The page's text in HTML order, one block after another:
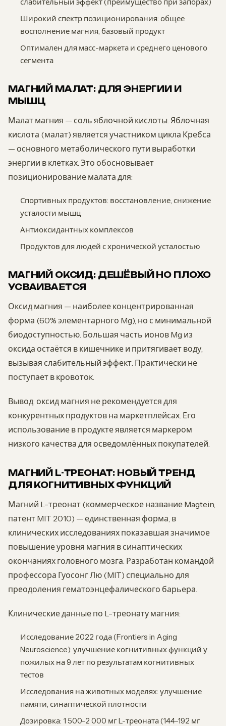
Широкий спектр позиционирования: общее
восполнение магния, базовый продукт
Оптимален для масс-маркета и среднего ценового
сегмента
МАГНИЙ МАЛАТ: ДЛЯ ЭНЕРГИИ И
МЫШЦ
Малат магния — соль яблочной кислоты. Яблочная
кислота (малат) является участником цикла Кребса
— основного метаболического пути выработки
энергии в клетках. Это обосновывает
позиционирование малата для:
Спортивных продуктов: восстановление, снижение
усталости мышц
Антиоксидантных комплексов
Продуктов для людей с хронической усталостью
МАГНИЙ ОКСИД: ДЕШЁВЫЙ НО ПЛОХО
УСВАИВАЕТСЯ
Оксид магния — наиболее концентрированная
форма (60% элементарного Mg), но с минимальной
биодоступностью. Большая часть ионов Mg из
оксида остаётся в кишечнике и притягивает воду,
вызывая слабительный эффект. Практически не
поступает в кровоток.
Вывод: оксид магния не рекомендуется для
конкурентных продуктов на маркетплейсах. Его
использование в продукте является маркером
низкого качества для осведомлённых покупателей.
МАГНИЙ L-ТРЕОНАТ: НОВЫЙ ТРЕНД
ДЛЯ КОГНИТИВНЫХ ФУНКЦИЙ
Магний L-треонат (коммерческое название Magtein,
патент MIT 2010) — единственная форма, в
клинических исследованиях показавшая значимое
повышение уровня магния в синаптических
окончаниях головного мозга. Разработан командой
профессора Гуосонг Лю (MIT) специально для
преодоления гематоэнцефалического барьера.
Клинические данные по L-треонату магния:
Исследование 2022 года (Frontiers in Aging
Neuroscience): улучшение когнитивных функций у
пожилых на 9 лет по результатам когнитивных
тестов
Исследования на животных моделях: улучшение
памяти, синаптической плотности
Дозировка: 1 500–2 000 мг L-треоната (144–192 мг